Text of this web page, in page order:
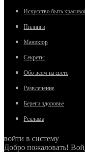
Искусство быть
Пилинги
Маникюр
Секреты
Обо всём на свете
Развлечение
Береги здоровье
Реклама
войти в систему
Добро пожаловать!